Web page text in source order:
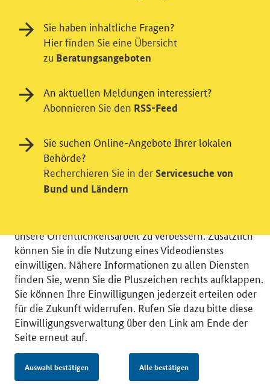
© 2026 Bundesministerium für Wirtschaft und Energie
RSS
Benutzerhinweise
Inhaltsverzeichnis
Impressum
Barrierefreiheit
Datenschutz
Einwilligungsverwaltung
Einwilligung in Tracking und / oder
Videodienst
Wir bitten Sie an dieser Stelle um Ihre Einwilligung für
verschiedene Zusatzdienste unserer Webseite: Wir
unsere Öffentlichkeitsarbeit zu verbessern. Zusätzlich
können Sie in die Nutzung eines Videodienstes
einwilligen. Nähere Informationen zu allen Diensten
finden Sie, wenn Sie die Pluszeichen rechts aufklappen.
Sie können Ihre Einwilligungen jederzeit erteilen oder
für die Zukunft widerrufen. Rufen Sie dazu bitte diese
Einwilligungsverwaltung über den Link am Ende der
Seite erneut auf.
Auswahl bestätigen Alle bestätigen
Sie haben inhaltliche Fragen?
Hier finden Sie eine Übersicht
zu Beratungsangeboten
An aktuellen Meldungen interessiert?
Abonnieren Sie den RSS-Feed
Sie suchen Online-Angebote Ihrer lokalen
Behörde?
Recherchieren Sie in der Servicesuche von
Bund und Ländern